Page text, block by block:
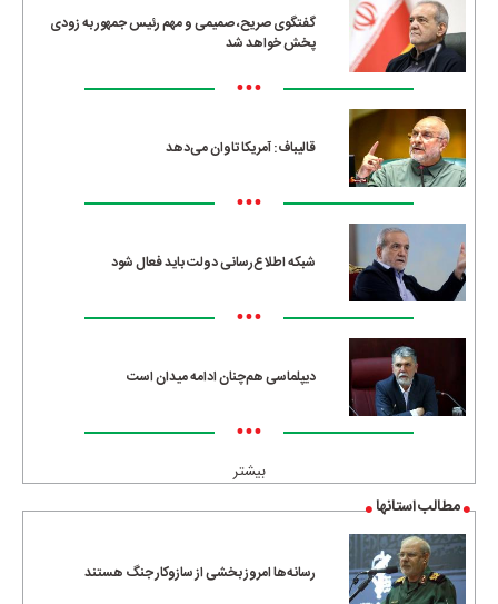
گفتگوی صریح، صمیمی و مهم رئیس جمهور به زودی
پخش خواهد شد
•••
قالیباف: آمریکا تاوان می‌دهد
•••
شبکه اطلاع‌رسانی دولت باید فعال شود
•••
دیپلماسی هم‌چنان ادامه میدان است
•••
بیشتر
مطالب استانها
رسانه‌ها امروز بخشی از سازوکار جنگ هستند